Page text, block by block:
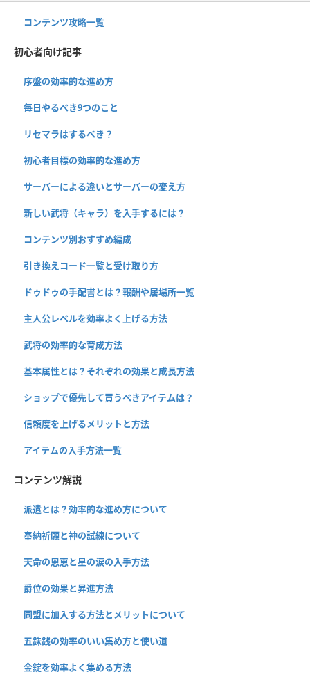
コンテンツ攻略一覧
初心者向け記事
序盤の効率的な進め方
毎日やるべき9つのこと
リセマラはするべき？
初心者目標の効率的な進め方
サーバーによる違いとサーバーの変え方
新しい武将（キャラ）を入手するには？
コンテンツ別おすすめ編成
引き換えコード一覧と受け取り方
ドゥドゥの手配書とは？報酬や居場所一覧
主人公レベルを効率よく上げる方法
武将の効率的な育成方法
基本属性とは？それぞれの効果と成長方法
ショップで優先して買うべきアイテムは？
信頼度を上げるメリットと方法
アイテムの入手方法一覧
コンテンツ解説
派遣とは？効率的な進め方について
奉納祈願と神の試練について
天命の恩恵と星の涙の入手方法
爵位の効果と昇進方法
同盟に加入する方法とメリットについて
五銖銭の効率のいい集め方と使い道
金錠を効率よく集める方法